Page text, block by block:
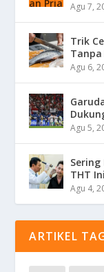
Agu 7,
Trik
Agu 6,
Agu 5,
THT
Agu 4,
ARTIKEL